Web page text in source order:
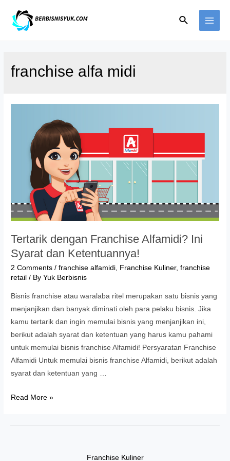
content
Search
franchise alfa midi
Tertarik dengan Franchise Alfamidi? Ini
Syarat dan Ketentuannya!
2 Comments /franchise alfamidi, Franchise Kuliner,franchise
retail / ByYuk Berbisnis
Bisnis franchise atau waralaba ritel merupakan satu bisnis yang
menjanjikan dan banyak diminati oleh para pelaku bisnis. Jika
kamu tertarik dan ingin memulai bisnis yang menjanjikan ini,
berikut adalah syarat dan ketentuan yang harus kamu pahami
untuk memulai bisnis franchise Alfamidi! Persyaratan Franchise
Alfamidi Untuk memulai bisnis franchise Alfamidi, berikut adalah
syarat dan ketentuan yang …
Tertarik
Read More »
Franchise Kuliner